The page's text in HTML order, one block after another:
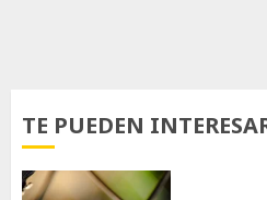
TE PUEDEN